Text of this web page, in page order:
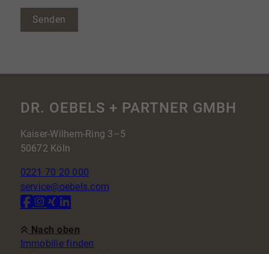
Senden
DR. OEBELS + PARTNER GMBH
Kaiser-Wilhem-Ring 3–5
50672 Köln
0221 70 20 000
service@oebels.com
Nach oben
Immobilie finden